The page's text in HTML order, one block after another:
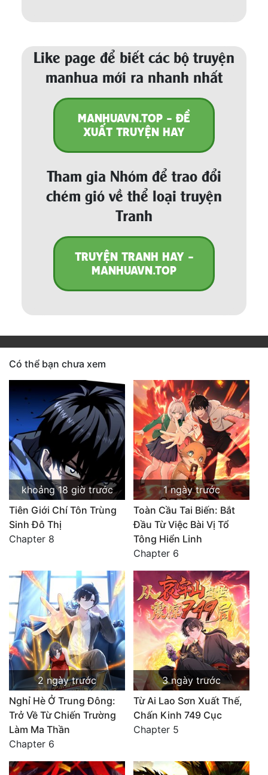
Like page để biết các bộ truyện
manhua mới ra nhanh nhất
MANHUAVN.TOP - ĐỀ
XUẤT TRUYỆN HAY
Tham gia Nhóm để trao đổi
chém gió về thể loại truyện
Tranh
TRUYỆN TRANH HAY -
MANHUAVN.TOP
Có thể bạn chưa xem
khoảng 18 giờ trước
Tiên Giới Chí Tôn Trùng
Sinh Đô Thị
Chapter 8
1 ngày trước
Toàn Cầu Tai Biến: Bắt
Đầu Từ Việc Bài Vị Tổ
Tông Hiển Linh
Chapter 6
2 ngày trước
Nghỉ Hè Ở Trung Đông:
Trở Về Từ Chiến Trường
Làm Ma Thần
Chapter 6
3 ngày trước
Từ Ai Lao Sơn Xuất Thế,
Chấn Kinh 749 Cục
Chapter 5